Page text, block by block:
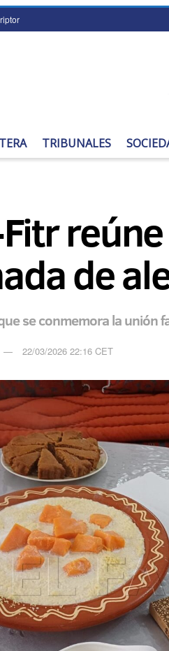
TRIBUNALES
de
se conmemora la unión
22/03/2026 22:16 CET